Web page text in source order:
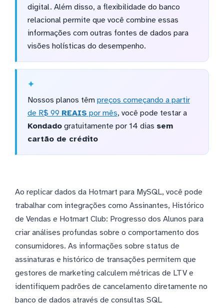
digital. Além disso, a flexibilidade do banco
relacional permite que você combine essas
informações com outras fontes de dados para
visões holísticas do desempenho.
Nossos planos têm preços começando a partir
de R$ 99 REAIS por mês, você pode testar a
Kondadogratuitamente por 14 dias sem
cartão de crédito
Ao replicar dados da Hotmart para MySQL, você pode
trabalhar com integrações como Assinantes, Histórico
de Vendas e Hotmart Club: Progresso dos Alunos para
criar análises profundas sobre o comportamento dos
consumidores. As informações sobre status de
assinaturas e histórico de transações permitem que
gestores de marketing calculem métricas de LTV e
identifiquem padrões de cancelamento diretamente no
banco de dados através de consultas SQL